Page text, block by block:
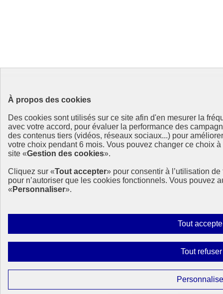
À propos des cookies
Des cookies sont utilisés sur ce site afin d'en mesurer la
avec votre accord, pour évaluer la performance des
des contenus tiers (vidéos, réseaux sociaux...) pour
votre choix pendant 6 mois. Vous pouvez changer ce choix
site «Gestion des cookies».
Cliquez sur «Tout accepter» pour consentir à l’utilisation
pour n’autoriser que les cookies fonctionnels. Vous pouvez
« Personnaliser».
Tout
Tout refuser